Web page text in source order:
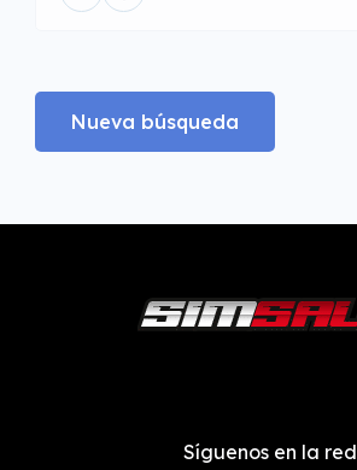
Nueva búsqueda
Síguenos en la red